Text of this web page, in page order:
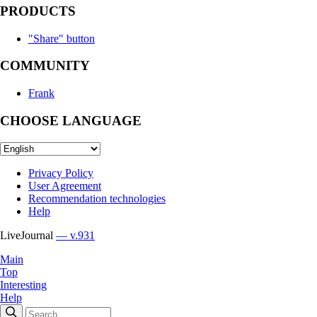
PRODUCTS
"Share" button
COMMUNITY
Frank
CHOOSE LANGUAGE
Privacy Policy
User Agreement
Recommendation technologies
Help
LiveJournal — v.931
Main
Top
Interesting
Help